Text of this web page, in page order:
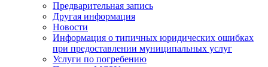
Предварительная запись
Другая информация
Новости
Информация о типичных юридических ошибках
при предоставлении муниципальных услуг
Услуги по погребению